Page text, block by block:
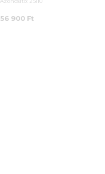
56 900 Ft